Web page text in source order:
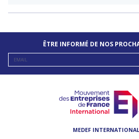
ÊTRE INFORMÉ DE NOS
MEDEF INTERNATIONAL